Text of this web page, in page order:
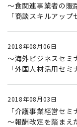
〜食関連事業者の販
「商談スキルアッ
2018年08月06日
〜海外ビジネスセミ
「外国人材活用セ
2018年08月03日
「介護事業経営セ
〜報酬改定を踏まえ